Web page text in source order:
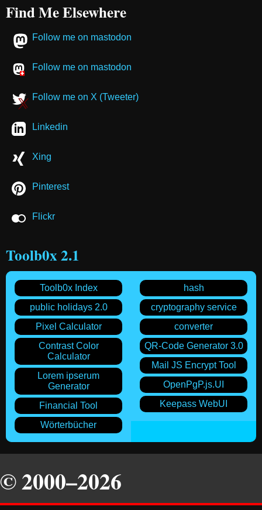
Find Me Elsewhere
Follow me on mastodon
Follow me on mastodon
Follow me on X (Tweeter)
Linkedin
Xing
Pinterest
Flickr
Toolb0x 2.1
hash
cryptography service
converter
QR-Code Generator 3.0
Mail JS Encrypt Tool
OpenPgP.js.UI
Keepass WebUI
Toolb0x Index
public holidays 2.0
Pixel Calculator
Contrast Color
Calculator
Lorem ipserum
Generator
Financial Tool
Wörterbücher
© 2000–2026